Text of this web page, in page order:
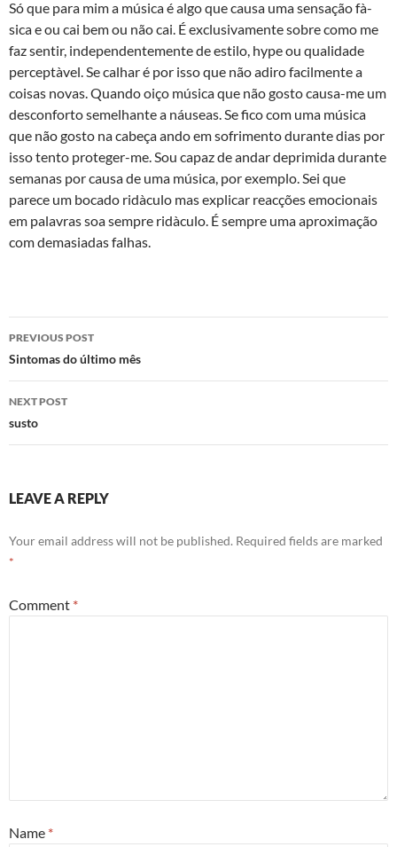
Só que para mim a música é algo que causa uma sensação fà­
sica e ou cai bem ou não cai. É exclusivamente sobre como me
faz sentir, independentemente de estilo, hype ou qualidade
perceptà­vel. Se calhar é por isso que não adiro facilmente a
coisas novas. Quando oiço música que não gosto causa-me um
desconforto semelhante a náuseas. Se fico com uma música
que não gosto na cabeça ando em sofrimento durante dias por
isso tento proteger-me. Sou capaz de andar deprimida durante
semanas por causa de uma música, por exemplo. Sei que
parece um bocado ridà­culo mas explicar reacções emocionais
em palavras soa sempre ridà­culo. É sempre uma aproximação
com demasiadas falhas.
Post
navigation
PREVIOUS POST
Sintomas do último mês
NEXT POST
susto
LEAVE A REPLY
Your email address will not be published. Required fields are marked
*
Comment *
Name *